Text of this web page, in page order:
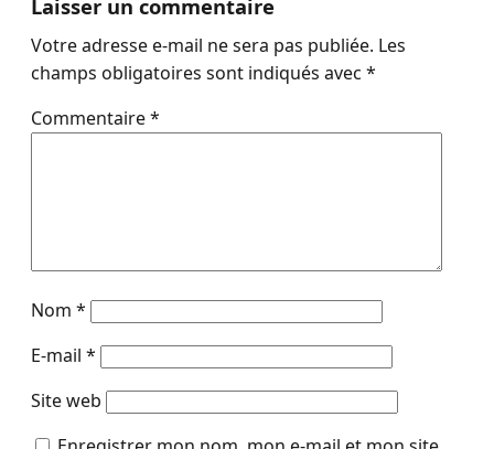
Laisser un commentaire
Votre adresse e-mail ne sera pas publiée. Les
champs obligatoires sont indiqués avec *
Commentaire*
Nom *
E-mail *
Site web